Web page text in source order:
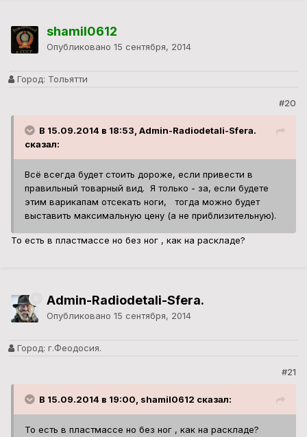
shamil0612
Опубликовано 15 сентября, 2014
Город: Тольятти
#20
В 15.09.2014 в 18:53, Admin-Radiodetali-Sfera.
сказал:
Всё всегда будет стоить дороже, если привести в
правильный товарный вид. Я только - за, если будете
этим варикапам отсекать ноги, тогда можно будет
выставить максимальную цену (а не приблизительную).
То есть в пластмассе но без ног , как на раскладе?
Admin-Radiodetali-Sfera.
Опубликовано 15 сентября, 2014
Город: г.Феодосия.
#21
В 15.09.2014 в 19:00, shamil0612 сказал:
То есть в пластмассе но без ног , как на раскладе?